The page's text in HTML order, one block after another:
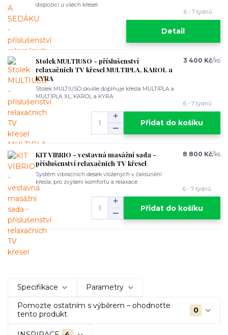
dispozici u všech křesel.
6 - 7 týdnů
Detail
Stolek MULTIUSO - příslušenství
relaxačnich TV křesel MULTIPLA, KAROL a
KYRA
Stolek MULTIUSO skvěle doplňuje křesla MULTIPLA a
MULTIPLA XL, KAROL a KYRA
3 400 Kč/ks
6 - 7 týdnů
Přidat do košíku
KIT VIBRIO - vestavná masážní sada -
příslušenství relaxačnich TV křesel
Systém vibračních desek vložených v čalounění
křesla, pro zvýšení komfortu a relaxace.
8 800 Kč/ks
6 - 7 týdnů
Přidat do košíku
Specifikace Parametry
Pomozte ostatním s výběrem – ohodnoťte
tento produkt
0